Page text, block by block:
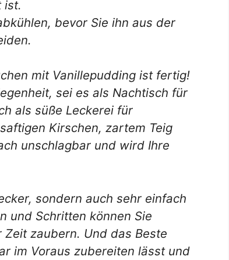
ist.
bevor Sie ihn aus der
mit Vanillepudding ist fertig!
sei es als Nachtisch für
als süße Leckerei für
Kirschen, zartem Teig
unschlagbar und wird Ihre
sondern auch sehr einfach
und Schritten können Sie
zaubern. Und das Beste
im Voraus zubereiten lässt und